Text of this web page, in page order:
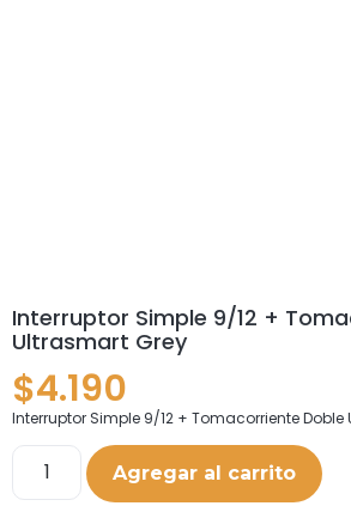
Interruptor Simple 9/12 +
Ultrasmart Grey
$4.190
Interruptor Simple 9/12 + Tomacorriente Doble
Agregar al carrito